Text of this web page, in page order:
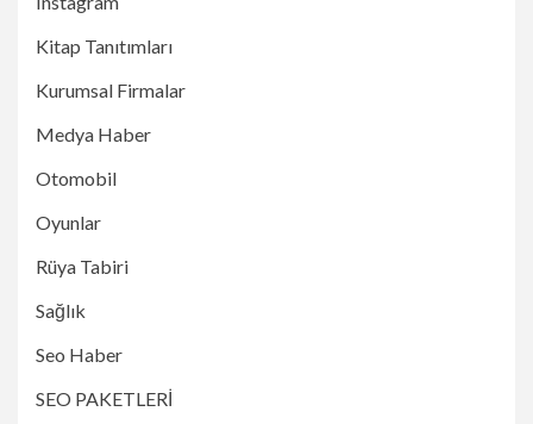
Kitap Tanıtımları
Kurumsal Firmalar
Medya Haber
Otomobil
Oyunlar
Rüya Tabiri
Sağlık
Seo Haber
SEO PAKETLERİ